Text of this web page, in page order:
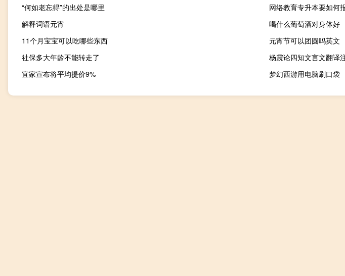
“何如老忘得”的出处是哪里
网络教育专升本要如何
解释词语元宵
喝什么葡萄酒对身体好
11个月宝宝可以吃哪些东西
元宵节可以团圆吗英文
社保多大年龄不能转走了
杨震论四知文言文翻译
宜家宣布将平均提价9%
梦幻西游用电脑刷口袋